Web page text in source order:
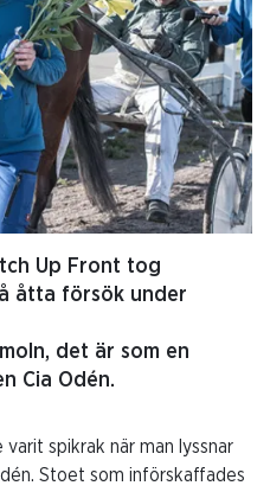
Up Front tog
åtta försök under
det är som en
Cia Odén.
spikrak när man lyssnar
Stoet som införskaffades